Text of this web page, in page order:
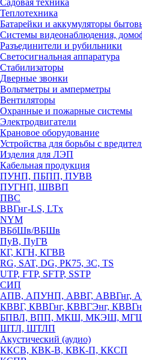
Садовая техника
Теплотехника
Батарейки и аккумуляторы
Системы видеонаблюдения,
Разъединители и рубильники
Светосигнальная аппаратура
Стабилизаторы
Дверные звонки
Вольтметры и амперметры
Вентиляторы
Охранные и пожарные системы
Электродвигатели
Крановое оборудование
Устройства для борьбы с
Изделия для ЛЭП
Кабельная продукция
ПУНП, ПБПП, ПУВВ
ПУГНП, ШВВП
ПВС
ВВГнг-LS, LTx
NYM
ВБбШв/ВБШв
ПуВ, ПуГВ
КГ, КГН, КГВВ
RG, SAT, DG, РК75, 3С, TS
UTP, FTP, SFTP, SSTP
СИП
АПВ, АПУНП, АВВГ, АВВГнг,
КВВГ, КВВГнг, КВВГЭнг,
БПВЛ, ВПП, МКШ, МКЭШ,
ШТЛ, ШТЛП
Акустический (аудио)
ККСВ, КВК-В, КВК-П, ККСП